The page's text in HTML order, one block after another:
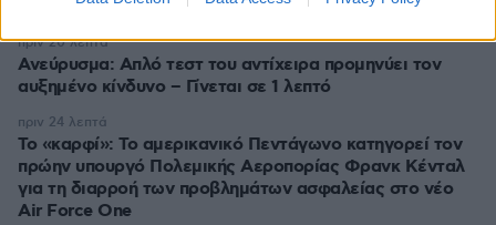
λόγους για αυτό
Ανεύρυσμα: Απλό τεστ του αντίχειρα προμηνύει τον
αυξημένο κίνδυνο – Γίνεται σε 1 λεπτό
πριν 20 λεπτά
Το «καρφί»: Το αμερικανικό Πεντάγωνο κατηγορεί τον
πρώην υπουργό Πολεμικής Αεροπορίας Φρανκ Κένταλ
για τη διαρροή των προβλημάτων ασφαλείας στο νέο
Air Force One
πριν 24 λεπτά